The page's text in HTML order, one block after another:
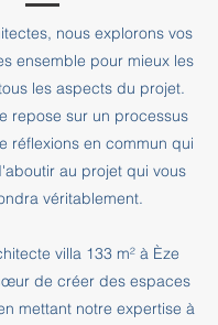
nous explorons vos
ensemble pour mieux les
les aspects du projet.
repose sur un processus
réflexions en commun qui
au projet qui vous
véritablement.
villa 133 m² à Èze
de créer des espaces
mettant notre expertise à